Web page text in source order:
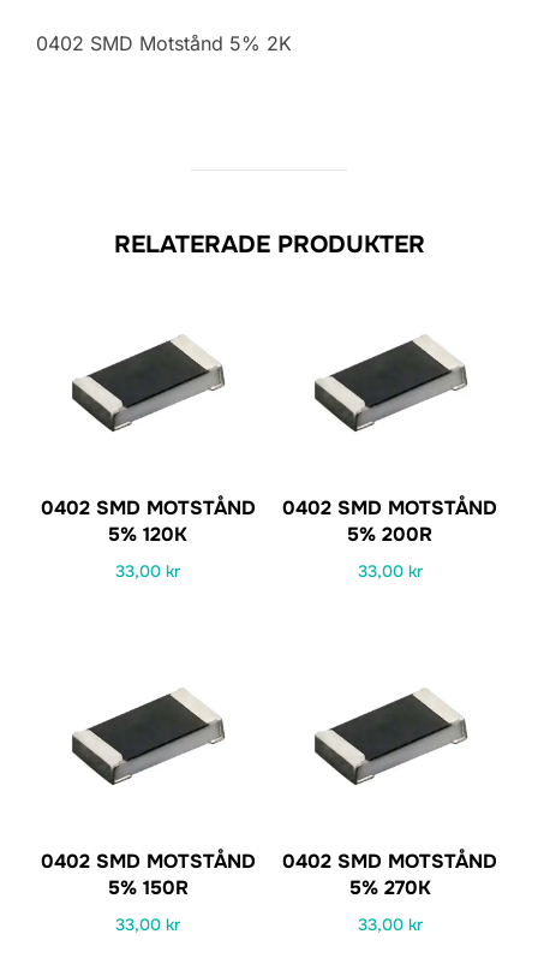
0402 SMD Motstånd 5% 2K
RELATERADE PRODUKTER
0402 SMD MOTSTÅND
5% 120K
33,00kr
0402 SMD MOTSTÅND
5% 200R
33,00 kr
0402 SMD MOTSTÅND
5% 150R
33,00kr
0402 SMD MOTSTÅND
5% 270K
33,00 kr